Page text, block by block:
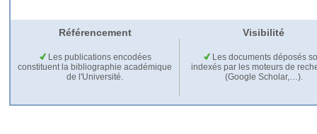
Référencement Visibilité
Les publications encodées
constituent la bibliographie académique
de l'Université.
Les documents déposés
indexés par les moteurs de
(Google Scholar,…).